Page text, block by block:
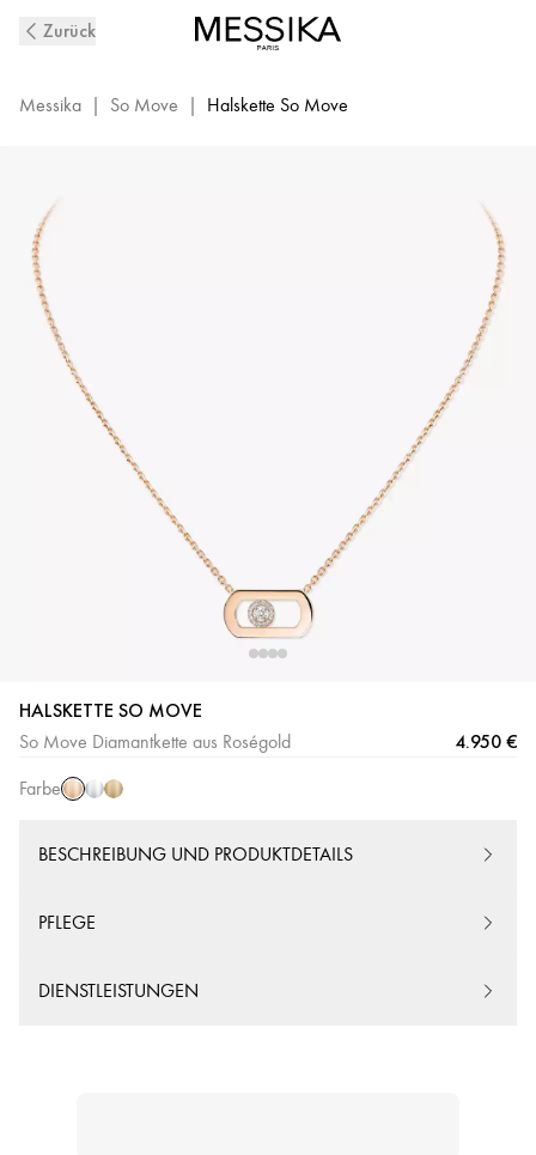
Move
aus
12944-
Zurück
Messika | So Move | Halskette So Move
HALSKETTE SO MOVE
So Move Diamantkette aus Roségold 4.950 €
Farbe
Roségold
Weißgold
Gelbgold
BESCHREIBUNG UND PRODUKTDETAILS
PFLEGE
DIENSTLEISTUNGEN